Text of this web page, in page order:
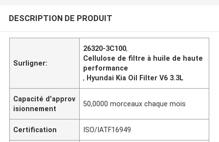
DESCRIPTION DE PRODUIT
Surligner:
26320-3C100,
Cellulose de filtre à huile de haute
performance
, Hyundai Kia Oil Filter V6 3.3L
Capacité d'approv
isionnement
50,0000 morceaux chaque mois
Certification ISO/IATF16949